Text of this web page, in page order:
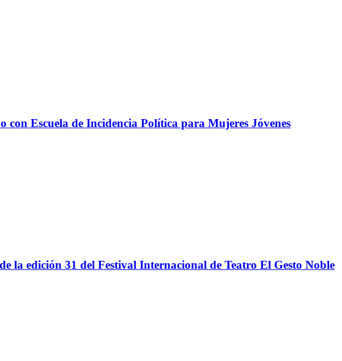
con Escuela de Incidencia Política para Mujeres Jóvenes
la edición 31 del Festival Internacional de Teatro El Gesto Noble